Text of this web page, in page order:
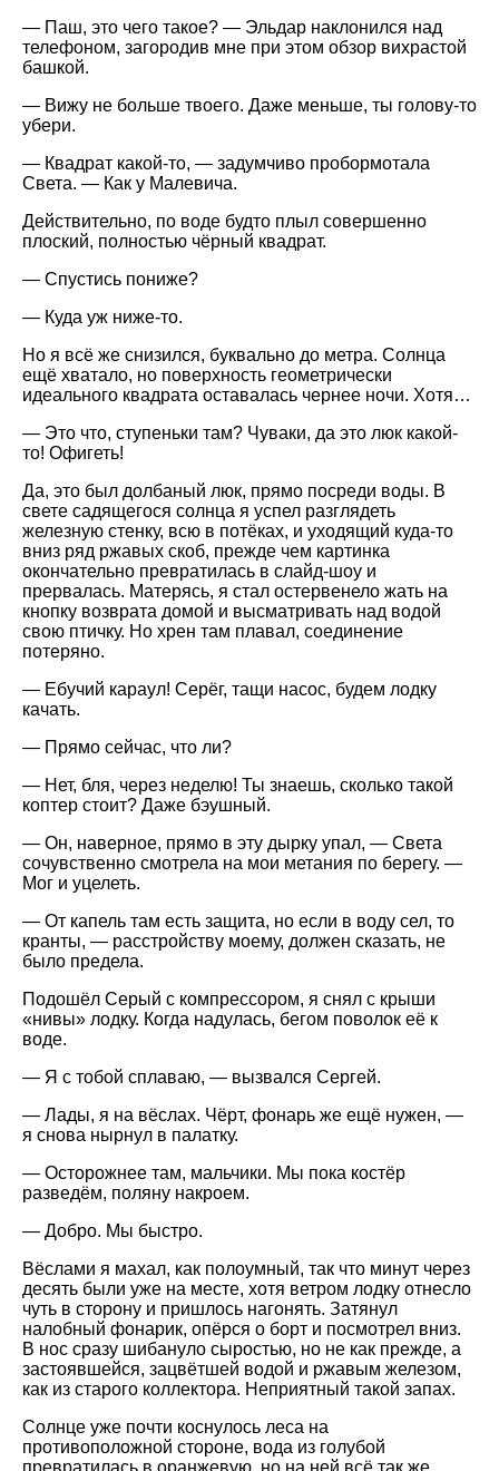
— Паш, это чего такое? — Эльдар наклонился над
телефоном, загородив мне при этом обзор вихрастой
башкой.
— Вижу не больше твоего. Даже меньше, ты голову-то
убери.
— Квадрат какой-то, — задумчиво пробормотала
Света. — Как у Малевича.
Действительно, по воде будто плыл совершенно
плоский, полностью чёрный квадрат.
— Спустись пониже?
— Куда уж ниже-то.
Но я всё же снизился, буквально до метра. Солнца
ещё хватало, но поверхность геометрически
идеального квадрата оставалась чернее ночи. Хотя…
— Это что, ступеньки там? Чуваки, да это люк какой-
то! Офигеть!
Да, это был долбаный люк, прямо посреди воды. В
свете садящегося солнца я успел разглядеть
железную стенку, всю в потёках, и уходящий куда-то
вниз ряд ржавых скоб, прежде чем картинка
окончательно превратилась в слайд-шоу и
прервалась. Матерясь, я стал остервенело жать на
кнопку возврата домой и высматривать над водой
свою птичку. Но хрен там плавал, соединение
потеряно.
— Ебучий караул! Серёг, тащи насос, будем лодку
качать.
— Прямо сейчас, что ли?
— Нет, бля, через неделю! Ты знаешь, сколько такой
коптер стоит? Даже бэушный.
— Он, наверное, прямо в эту дырку упал, — Света
сочувственно смотрела на мои метания по берегу. —
Мог и уцелеть.
— От капель там есть защита, но если в воду сел, то
кранты, — расстройству моему, должен сказать, не
было предела.
Подошёл Серый с компрессором, я снял с крыши
«нивы» лодку. Когда надулась, бегом поволок её к
воде.
— Я с тобой сплаваю, — вызвался Сергей.
— Лады, я на вёслах. Чёрт, фонарь же ещё нужен, —
я снова нырнул в палатку.
— Осторожнее там, мальчики. Мы пока костёр
разведём, поляну накроем.
— Добро. Мы быстро.
Вёслами я махал, как полоумный, так что минут через
десять были уже на месте, хотя ветром лодку отнесло
чуть в сторону и пришлось нагонять. Затянул
налобный фонарик, опёрся о борт и посмотрел вниз.
В нос сразу шибануло сыростью, но не как прежде, а
застоявшейся, зацвётшей водой и ржавым железом,
как из старого коллектора. Неприятный такой запах.
Солнце уже почти коснулось леса на
противоположной стороне, вода из голубой
превратилась в оранжевую, но на ней всё так же